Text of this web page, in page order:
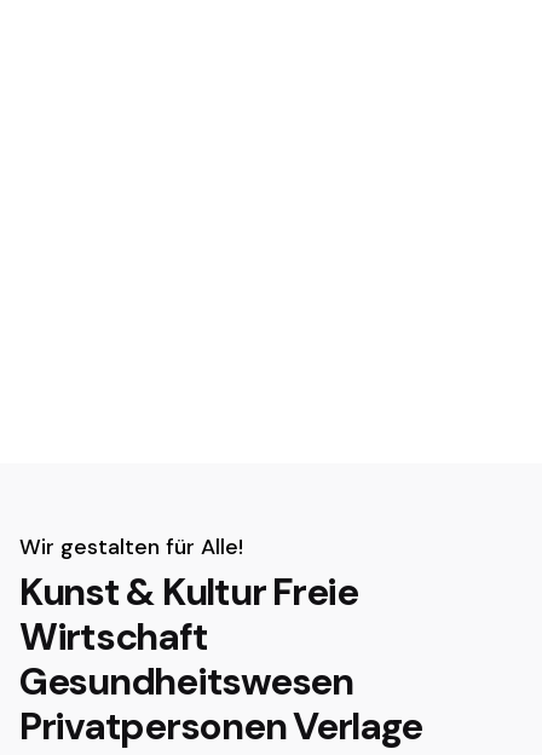
Wir gestalten für Alle!
Kunst & KulturFreie
Wirtschaft
Gesundheitswesen
PrivatpersonenVerlage